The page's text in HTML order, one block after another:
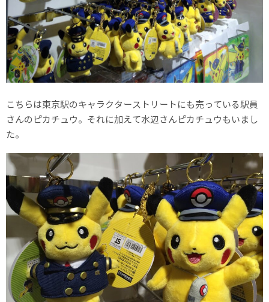
こちらは東京駅のキャラクターストリートにも売っている駅員
さんのピカチュウ。それに加えて水辺さんピカチュウもいまし
た。